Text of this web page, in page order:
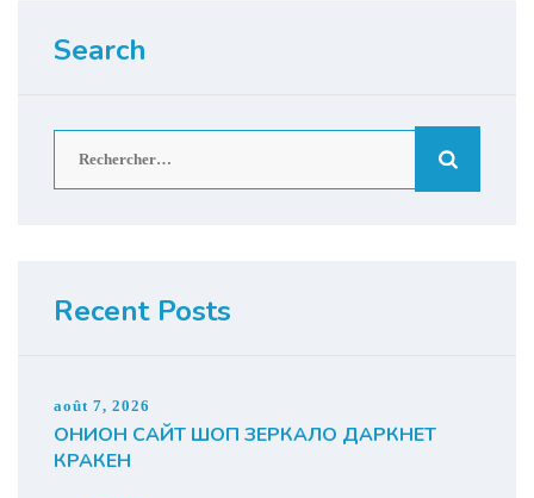
Search
Recent Posts
août 7, 2026
ОНИОН САЙТ ШОП ЗЕРКАЛО ДАРКНЕТ
КРАКЕН